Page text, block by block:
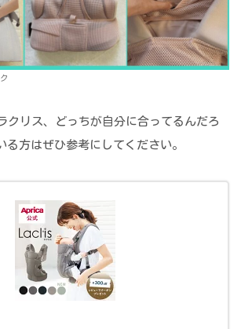
クリス、どっちが自分に合ってるんだろ
方はぜひ参考にしてください。